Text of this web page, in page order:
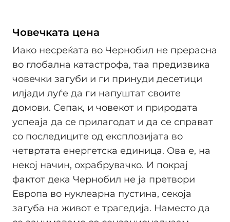
Човечката цена
Иако несреќата во Чернобил не прерасна
во глобална катастрофа, таа предизвика
човечки загуби и ги принуди десетици
илјади луѓе да ги напуштат своите
домови. Сепак, и човекот и природата
успеаја да се прилагодат и да се справат
со последиците од експлозијата во
четвртата енергетска единица. Ова е, на
некој начин, охрабрувачко. И покрај
фактот дека Чернобил не ја претвори
Европа во нуклеарна пустина, секоја
загуба на живот е трагедија. Наместо да